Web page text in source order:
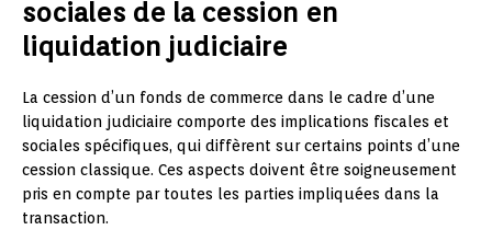
sociales de la cession en
liquidation judiciaire
La cession d’un fonds de commerce dans le cadre d’une
liquidation judiciaire comporte des implications fiscales et
sociales spécifiques, qui diffèrent sur certains points d’une
cession classique. Ces aspects doivent être soigneusement
pris en compte par toutes les parties impliquées dans la
transaction.